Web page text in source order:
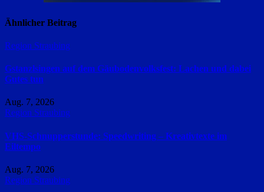
Ähnlicher Beitrag
Region Straubing
Gstanzlsingen auf dem Gäubodenvolksfest: Lachen und dabei
Gutes tun
Aug. 7, 2026
Region Straubing
VHS-Schnupperstunde: Speedwriting – Kreativtexte im
Eiltempo
Aug. 7, 2026
Region Straubing